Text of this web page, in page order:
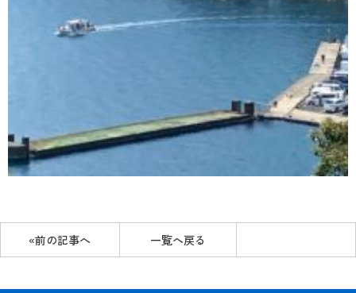
«前の記事へ 一覧へ戻る